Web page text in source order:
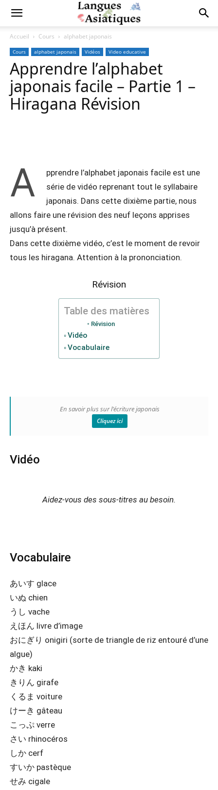
Accueil Cours alphabet japonais
Cours alphabet japonais Vidéos Video educative
Apprendre l’alphabet
japonais facile – Partie 1 –
Hiragana Révision
A
pprendre l’alphabet japonais facile est une
série de vidéo reprenant tout le syllabaire
japonais. Dans cette dixième partie, nous
allons faire une révision des neuf leçons apprises
jusqu’à présent.
Dans cette dixième vidéo, c’est le moment de revoir
tous les hiragana. Attention à la prononciation.
Révision
Table des matières
Révision
Vidéo
Vocabulaire
En savoir plus sur l’écriture japonais
Cliquez ici
Vidéo
Aidez-vous des sous-titres au besoin.
Vocabulaire
あいす glace
いぬ chien
うし vache
えほん livre d’image
おにぎり onigiri (sorte de triangle de riz entouré d’une
algue)
かき kaki
きりん girafe
くるま voiture
けーき gâteau
こっぷ verre
さい rhinocéros
しか cerf
すいか pastèque
せみ cigale